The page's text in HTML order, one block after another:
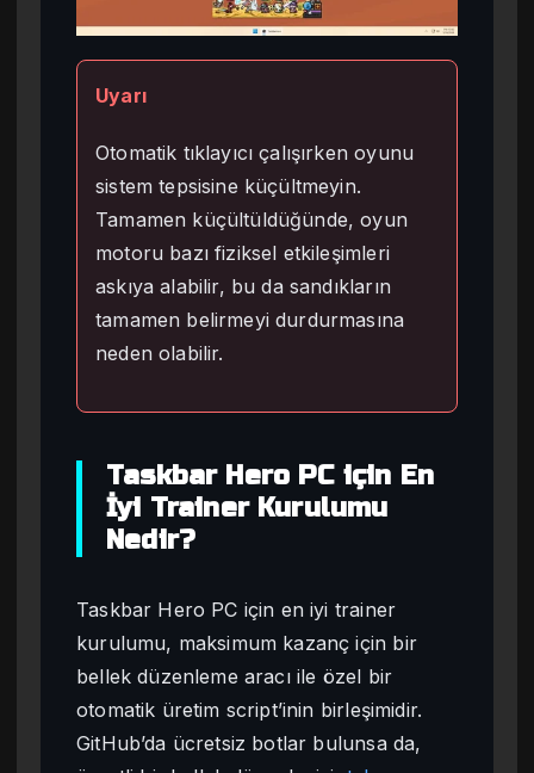
Uyarı
Otomatik tıklayıcı çalışırken oyunu
sistem tepsisine küçültmeyin.
Tamamen küçültüldüğünde, oyun
motoru bazı fiziksel etkileşimleri
askıya alabilir, bu da sandıkların
tamamen belirmeyi durdurmasına
neden olabilir.
Taskbar Hero PC için En
İyi Trainer Kurulumu
Nedir?
Taskbar Hero PC için en iyi trainer
kurulumu, maksimum kazanç için bir
bellek düzenleme aracı ile özel bir
otomatik üretim script’inin birleşimidir.
GitHub’da ücretsiz botlar bulunsa da,